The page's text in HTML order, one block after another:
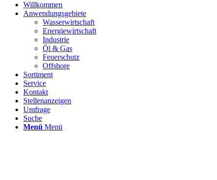
Willkommen
Anwendungsgebiete
Wasserwirtschaft
Energiewirtschaft
Industrie
Öl & Gas
Feuerschutz
Offshore
Sortiment
Service
Kontakt
Stellenanzeigen
Umfrage
Suche
Menü Menü